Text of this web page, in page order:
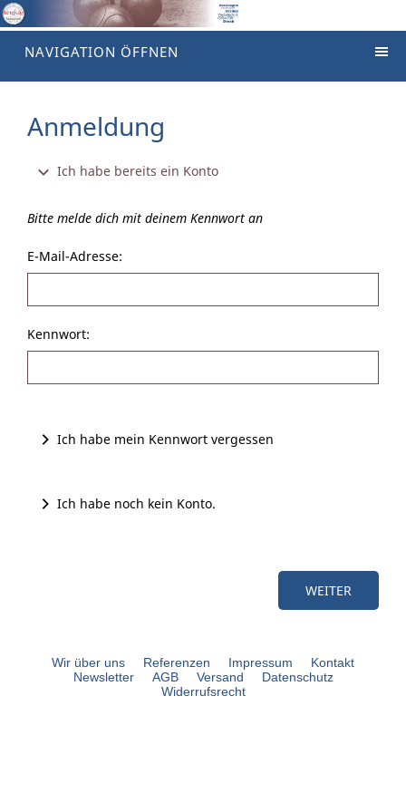
NAVIGATION ÖFFNEN
Anmeldung
Ich habe bereits ein Konto
Bitte melde dich mit deinem Kennwort an
E-Mail-Adresse:
Kennwort:
Ich habe mein Kennwort vergessen
Ich habe noch kein Konto.
Wir über uns Referenzen Impressum
Kontakt
Newsletter
AGB Versand
Datenschutz
Widerrufsrecht